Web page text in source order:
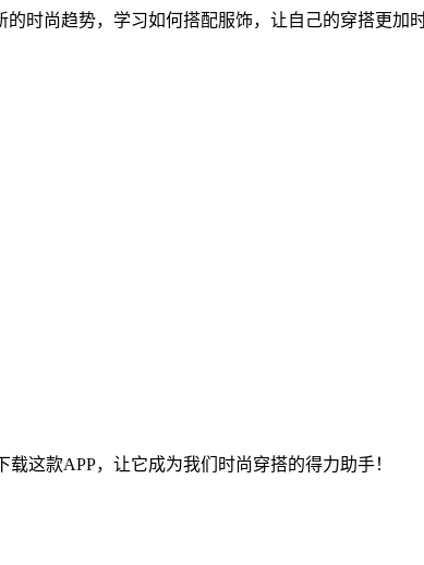
时尚趋势，学习如何搭配服饰，让自己的穿搭更加
这款APP，让它成为我们时尚穿搭的得力助手！